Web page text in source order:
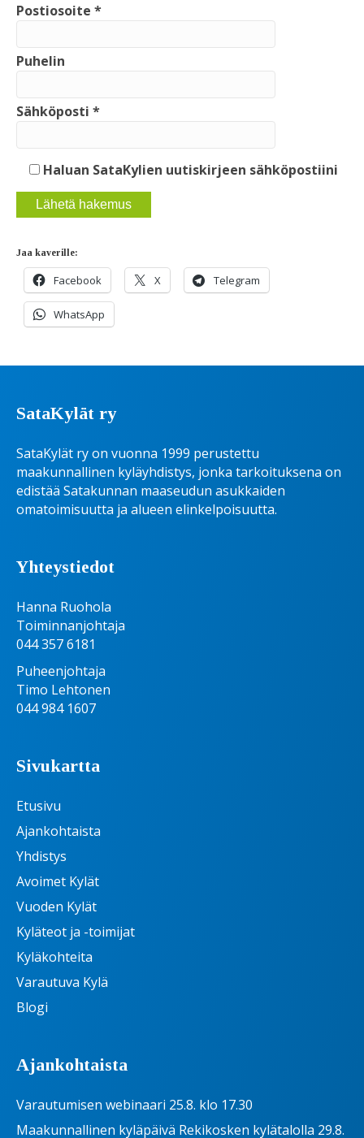
Postiosoite *
Puhelin
Sähköposti *
Haluan SataKylien uutiskirjeen sähköpostiini
Jaa kaverille:
Facebook X Telegram
WhatsApp
SataKylät ry
SataKylät ry on vuonna 1999 perustettu
maakunnallinen kyläyhdistys, jonka tarkoituksena on
edistää Satakunnan maaseudun asukkaiden
omatoimisuutta ja alueen elinkelpoisuutta.
Yhteystiedot
Hanna Ruohola
Toiminnanjohtaja
044 357 6181
Puheenjohtaja
Timo Lehtonen
044 984 1607
Sivukartta
Etusivu
Ajankohtaista
Yhdistys
Avoimet Kylät
Vuoden Kylät
Kyläteot ja -toimijat
Kyläkohteita
Varautuva Kylä
Blogi
Ajankohtaista
Varautumisen webinaari 25.8. klo 17.30
Maakunnallinen kyläpäivä Rekikosken kylätalolla 29.8.